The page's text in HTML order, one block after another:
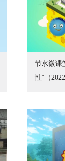
节水微课
性”（